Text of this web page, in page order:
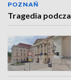
POZNAŃ
Tragedia